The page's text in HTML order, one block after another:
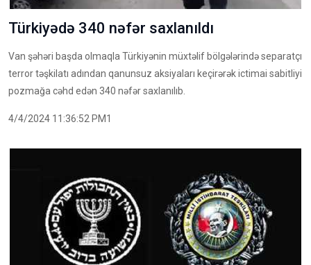
Türkiyədə 340 nəfər saxlanıldı
Van şəhəri başda olmaqla Türkiyənin müxtəlif bölgələrində separatçı
terror təşkilatı adından qanunsuz aksiyaları keçirərək ictimai sabitliyi
pozmağa cəhd edən 340 nəfər saxlanılıb.
4/4/2024 11:36:52 PM1